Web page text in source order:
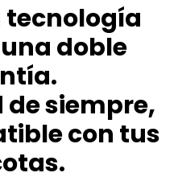
doble
de siempre,
con tus